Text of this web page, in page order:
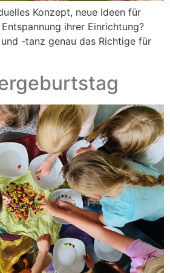
Konzept, neue Ideen für
ihrer Einrichtung?
-tanz genau das Richtige für